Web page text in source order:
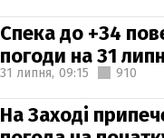
Спека до +34
погоди на 31
31 липня, 09:15 910
На Заході